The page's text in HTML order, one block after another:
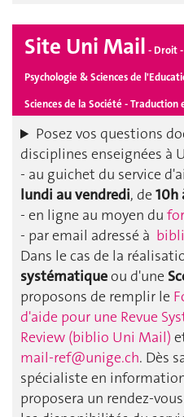
Site Uni Mail - Droit
Psychologie & Sciences de
Sciences de la Société -
Posez vos questions
disciplines enseignées à
- au guichet du service
lundi au vendredi, de10h
- en ligne au moyen du
- par email adressé à
Dans le cas de la
systématiqueou d'une
proposons de remplir le
d'aide pour une Revue
Review (biblio Uni Mail)
mail-ref@unige.ch. Dès
spécialiste en
proposera un rendez-